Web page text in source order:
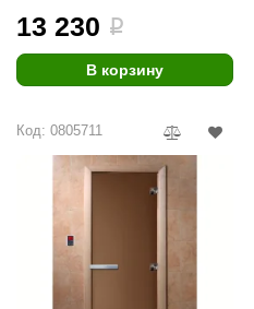
13 230 i
В корзину
Код: 0805711